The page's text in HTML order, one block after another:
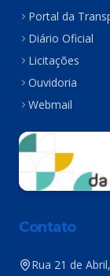
Portal da
Diário Oficial
Licitações
Ouvidoria
Webmail
Contato
Rua 21 de